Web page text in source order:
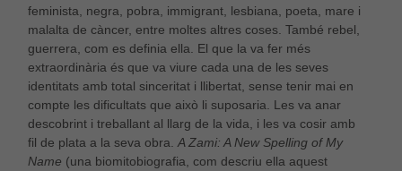
feminista, negra, pobra, immigrant, lesbiana, poeta, mare i
malalta de càncer, entre moltes altres coses. També rebel,
guerrera, com es definia ella. El que la va fer més
extraordinària és que va viure cada una de les seves
identitats amb total sinceritat i llibertat, sense tenir mai en
compte les dificultats que això li suposaria. Les va anar
descobrint i treballant al llarg de la vida, i les va cosir amb
fil de plata a la seva obra. A Zami: A New Spelling of My
Name (una biomitobiografia, com descriu ella aquest